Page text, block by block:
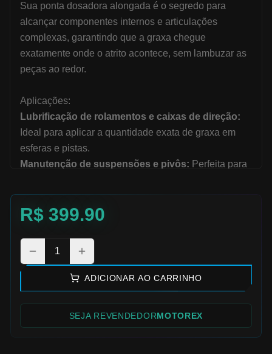
Sua ponta dosadora alongada é o segredo para
alcançar componentes internos e articulações
complexas, garantindo que a graxa chegue
exatamente onde o atrito acontece, sem lambuzar as
peças ao redor.
Aplicações:
Lubrificação de rolamentos e caixas de direção:
Ideal para aplicar a quantidade exata de graxa em
esferas e pistas.
Manutenção de suspensões e pivôs: Perfeita para
quadros full-suspension.
Montagem de componentes de carbono:
montagens seguras.
suportar o ritmo intenso de trabalho diário com máxima
eficiência.
A ponta fina garante uma
R$ 399.90
1
ADICIONAR AO CARRINHO
SEJA REVENDEDORMOTOREX